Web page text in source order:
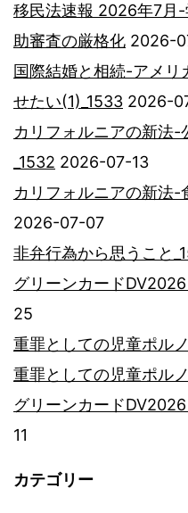
移民法速報 2026年7月
助審査の厳格化 2026-
国際結婚と相続-アメリ
せたい(1)_1533 2026-
カリフォルニアの新法-
_1532 2026-07-13
カリフォルニアの新法-
2026-07-07
非弁行為から思うこと
グリーンカードDV2026
25
重罪としての児童ポル
重罪としての児童ポル
グリーンカードDV2026
11
カテゴリー